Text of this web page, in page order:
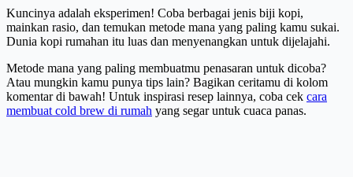
Kuncinya adalah eksperimen! Coba berbagai jenis biji kopi,
mainkan rasio, dan temukan metode mana yang paling kamu sukai.
Dunia kopi rumahan itu luas dan menyenangkan untuk dijelajahi.
Metode mana yang paling membuatmu penasaran untuk dicoba?
Atau mungkin kamu punya tips lain? Bagikan ceritamu di kolom
komentar di bawah! Untuk inspirasi resep lainnya, coba cek cara
membuat cold brew di rumah yang segar untuk cuaca panas.